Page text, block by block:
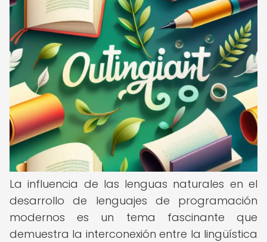
La influencia de las lenguas naturales en el
desarrollo de lenguajes de programación
modernos es un tema fascinante que
demuestra la interconexión entre la lingüística